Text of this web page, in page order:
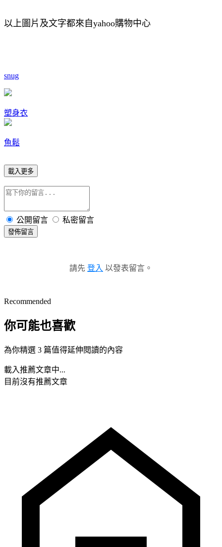
以上圖片及文字都來自yahoo購物中心
snug
塑身衣
魚鬆
載入更多
公開留言 私密留言
發佈留言
請先 登入 以發表留言。
Recommended
你可能也喜歡
為你精選 3 篇值得延伸閱讀的內容
載入推薦文章中...
目前沒有推薦文章